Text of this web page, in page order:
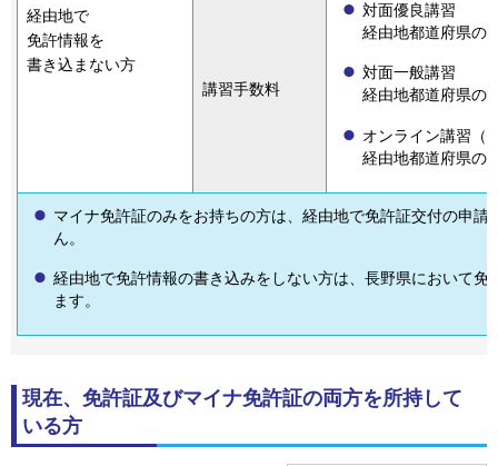
経由地で
免許情報を
書き込まない方
講習手数料
対面優良講習
経由地都道府県の
対面一般講習
経由地都道府県の
オンライン講習（
経由地都道府県の
マイナ免許証のみをお持ちの方は、経由地で免許証交付の申請
ん。
経由地で免許情報の書き込みをしない方は、長野県において免
ます。
現在、免許証及びマイナ免許証の両方を所持して
いる方